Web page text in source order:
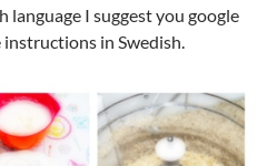
language I suggest you google
instructions in Swedish.